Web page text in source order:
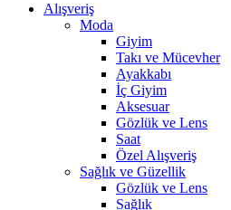
Alışveriş
Moda
Giyim
Takı ve Mücevher
Ayakkabı
İç Giyim
Aksesuar
Gözlük ve Lens
Saat
Özel Alışveriş
Sağlık ve Güzellik
Gözlük ve Lens
Sağlık